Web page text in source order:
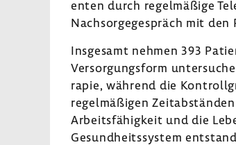
enten durch regel­mä­ßige
Nach­sor­ge­ge­spräch mit
Insge­samt nehmen 393
Versor­gungs­form
rapie, während die
regel­mä­ßigen
Arbeits­fä­hig­keit und die
Gesund­heits­system